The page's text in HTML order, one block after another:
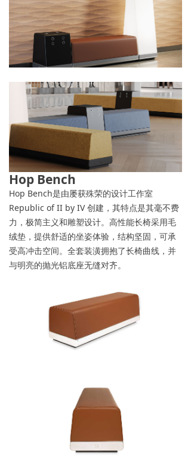
Hop Bench
Hop Bench是由屡获殊荣的设计工作室
Republic of II by IV 创建，其特点是其毫不费
力，极简主义和雕塑设计。高性能长椅采用毛
绒垫，提供舒适的坐姿体验，结构坚固，可承
受高冲击空间。全套装潢拥抱了长椅曲线，并
与明亮的抛光铝底座无缝对齐。